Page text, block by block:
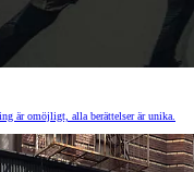
är omöjligt, alla berättelser är unika.